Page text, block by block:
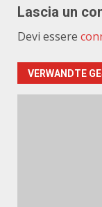
Lascia un
Devi essere
VERWANDTE